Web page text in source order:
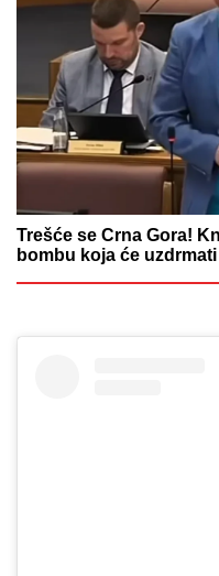
Trešće se Crna Gora!
bombu koja će